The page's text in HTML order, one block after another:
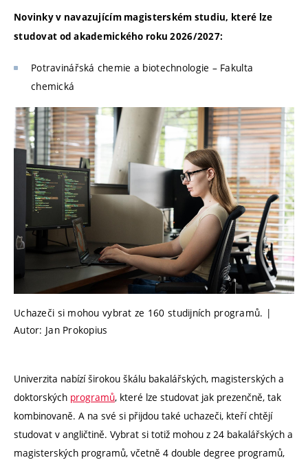
Novinky v navazujícím magisterském studiu, které lze
studovat od akademického roku 2026/2027:
Potravinářská chemie a biotechnologie – Fakulta
chemická
Uchazeči si mohou vybrat ze 160 studijních programů. |
Autor: Jan Prokopius
Univerzita nabízí širokou škálu bakalářských, magisterských a
doktorských programů, které lze studovat jak prezenčně, tak
kombinovaně. A na své si přijdou také uchazeči, kteří chtějí
studovat v angličtině. Vybrat si totiž mohou z 24 bakalářských a
magisterských programů, včetně 4 double degree programů,